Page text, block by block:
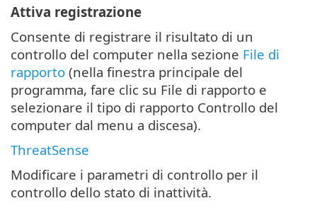
Attiva registrazione
Consente di registrare il risultato di un
controllo del computer nella sezione File di
rapporto (nella finestra principale del
programma, fare clic su File di rapporto e
selezionare il tipo di rapporto Controllo del
computer dal menu a discesa).
ThreatSense
Modificare i parametri di controllo per il
controllo dello stato di inattività.